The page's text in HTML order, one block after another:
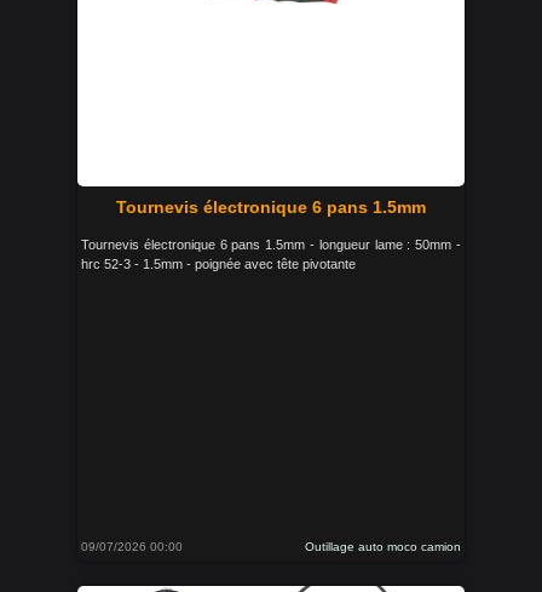
Tournevis électronique 6 pans 1.5mm
Tournevis électronique 6 pans 1.5mm - longueur lame : 50mm -
hrc 52-3 - 1.5mm - poignée avec tête pivotante
09/07/2026 00:00 Outillage auto moco camion